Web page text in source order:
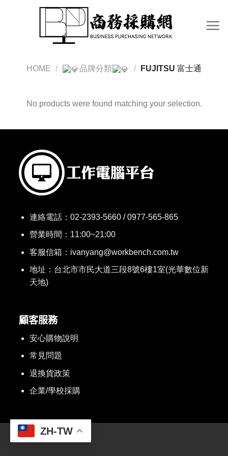
HOME / 品牌分類 / FUJITSU 富士通
No products were found matching your selection.
連絡電話：02-2393-5660 / 0977-565-865
營業時間：11:00~21:00
客服信箱：ivanyang@workbench.com.tw
地址：台北市市民大道三段8號6樓1室(光華數位新
天地)
顧客服務
安心購物說明
常見問題
退換貨政策
企業/學校採購
ZH-TW